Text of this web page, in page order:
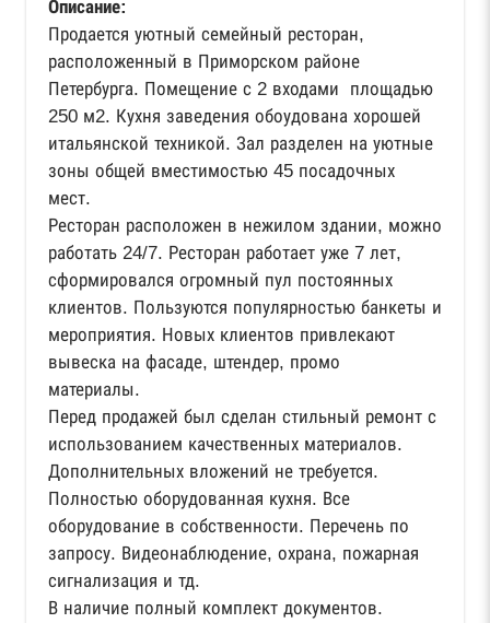
Описание:
Продается уютный семейный ресторан,
расположенный в Приморском районе
Петербурга. Помещение с 2 входами площадью
250 м2. Кухня заведения обоудована хорошей
итальянской техникой. Зал разделен на уютные
зоны общей вместимостью 45 посадочных
мест.
Ресторан расположен в нежилом здании, можно
работать 24/7. Ресторан работает уже 7 лет,
сформировался огромный пул постоянных
клиентов. Пользуются популярностью банкеты и
мероприятия. Новых клиентов привлекают
вывеска на фасаде, штендер, промо
материалы.
Перед продажей был сделан стильный ремонт с
использованием качественных материалов.
Дополнительных вложений не требуется.
Полностью оборудованная кухня. Все
оборудование в собственности. Перечень по
запросу. Видеонаблюдение, охрана, пожарная
сигнализация и тд.
В наличие полный комплект документов.